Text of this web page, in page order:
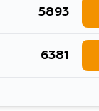
5893
6381